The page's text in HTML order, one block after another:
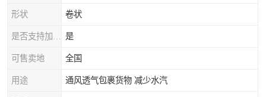
形状 卷状
是
可售卖地 全国
用途 通风透气包裹货物 减少水汽